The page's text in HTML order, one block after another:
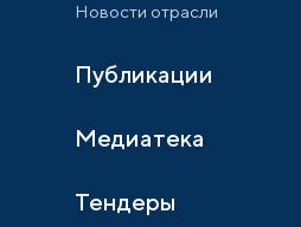
Новости отрасли
Публикации
Медиатека
Тендеры